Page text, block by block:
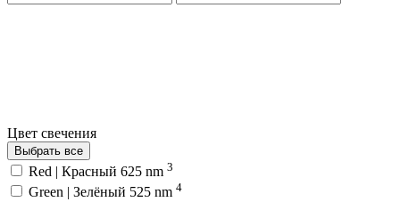
Цвет свечения
Выбрать все
Red | Красный 625 nm 3
Green | Зелёный 525 nm 4